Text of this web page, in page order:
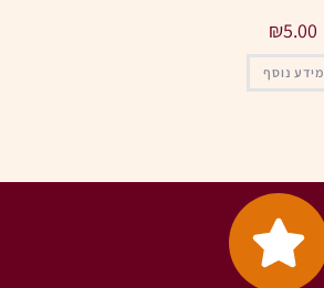
₪5.00
מידע נוסף